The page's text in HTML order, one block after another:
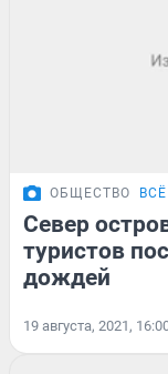
ОБЩЕСТВО
Север
туристов
дождей
19 августа, 2021,